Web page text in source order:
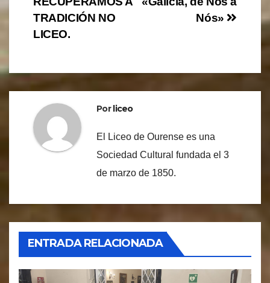
entradas
Nós»
TRADICIÓN NO
LICEO.
Porliceo
El Liceo de Ourense es una
Sociedad Cultural fundada el 3
de marzo de 1850.
ENTRADA RELACIONADA